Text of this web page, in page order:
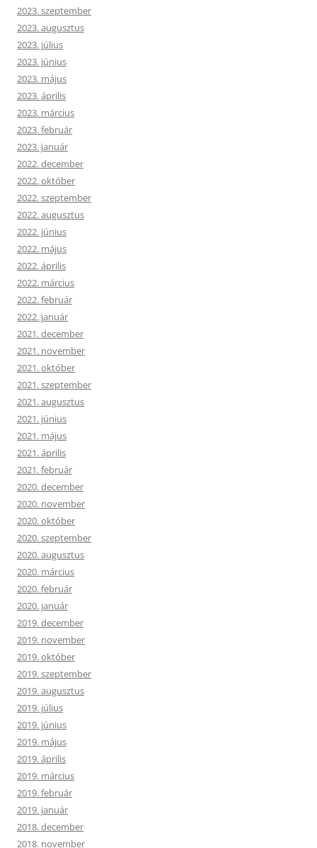
2023. szeptember
2023. augusztus
2023. július
2023. június
2023. május
2023. április
2023. március
2023. február
2023. január
2022. december
2022. október
2022. szeptember
2022. augusztus
2022. június
2022. május
2022. április
2022. március
2022. február
2022. január
2021. december
2021. november
2021. október
2021. szeptember
2021. augusztus
2021. június
2021. május
2021. április
2021. február
2020. december
2020. november
2020. október
2020. szeptember
2020. augusztus
2020. március
2020. február
2020. január
2019. december
2019. november
2019. október
2019. szeptember
2019. augusztus
2019. július
2019. június
2019. május
2019. április
2019. március
2019. február
2019. január
2018. december
2018. november